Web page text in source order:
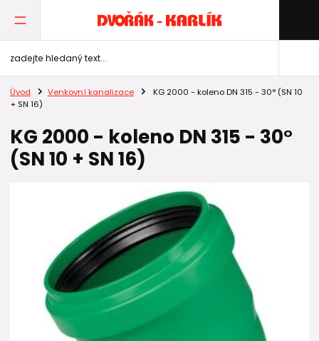
Úvod Venkovní kanalizace
KG 2000 - koleno DN 315 - 30° (SN 10
+ SN 16)
KG 2000 - koleno DN 315 - 30°
(SN 10 + SN 16)